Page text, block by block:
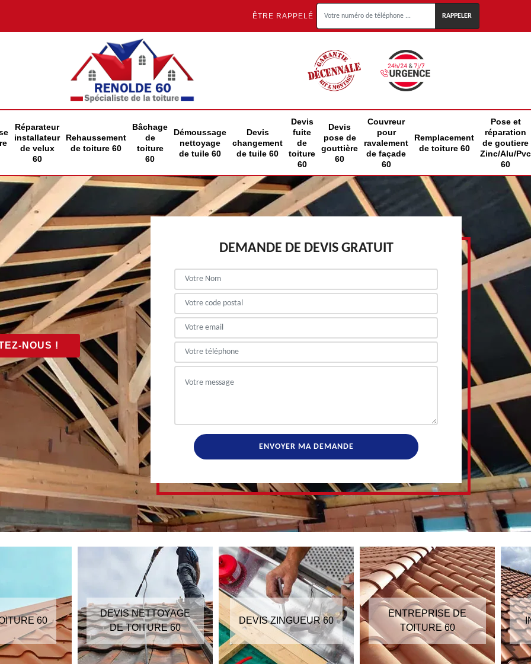
ÊTRE RAPPELÉ
Réparateur
installateur
de velux
60
Rehaussement
de toiture 60
Bâchage
de
toiture
60
Démoussage
nettoyage
de tuile 60
Devis
changement
de tuile 60
Devis
fuite
de
toiture
60
Devis
pose de
gouttière
60
Couvreur
pour
ravalement
de façade
60
Remplacement
de toiture 60
Pose et
réparation
de goutiere
Zinc/Alu/Pvc
60
NOUS !
DEMANDE DE DEVIS GRATUIT
60
DEVIS NETTOYAGE
DE TOITURE 60
DEVIS ZINGUEUR 60
ENTREPRISE DE
TOITURE 60